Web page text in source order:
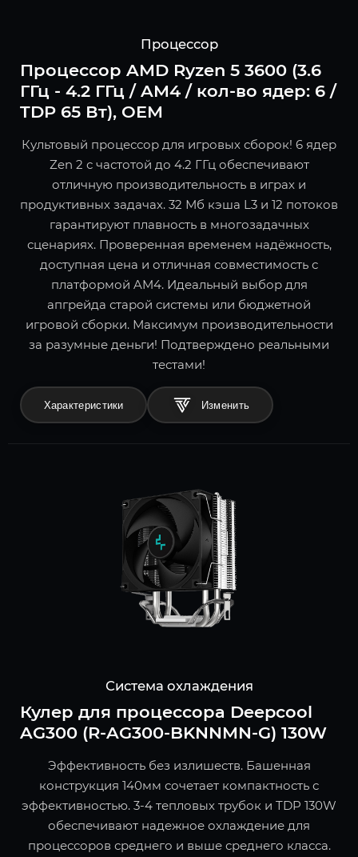
Процессор
Процессор AMD Ryzen 5 3600 (3.6
ГГц - 4.2 ГГц / AM4 / кол-во ядер: 6 /
TDP 65 Вт), OEM
Культовый процессор для игровых сборок! 6 ядер
Zen 2 с частотой до 4.2 ГГц обеспечивают
отличную производительность в играх и
продуктивных задачах. 32 Мб кэша L3 и 12 потоков
гарантируют плавность в многозадачных
сценариях. Проверенная временем надёжность,
доступная цена и отличная совместимость с
платформой AM4. Идеальный выбор для
апгрейда старой системы или бюджетной
игровой сборки. Максимум производительности
за разумные деньги! Подтверждено реальными
тестами!
Характеристики
Система охлаждения
Кулер для процессора Deepcool
AG300 (R-AG300-BKNNMN-G) 130W
Эффективность без излишеств. Башенная
конструкция 140мм сочетает компактность с
эффективностью. 3-4 тепловых трубок и TDP 130W
обеспечивают надежное охлаждение для
процессоров среднего и выше среднего класса.